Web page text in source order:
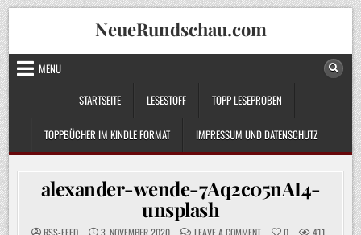
Skip
to
content
NeueRundschau.com
MENU
STARTSEITE
LESESTOFF TOPP LESEPROBEN
TOPPBÜCHER IM KINDLE FORMAT IMPRESSUM UND DATENSCHUTZ
alexander-wende-7Aq2c05nAI4-
unsplash
RSS-FEED 3. NOVEMBER 2020 LEAVE A COMMENTON 0 411